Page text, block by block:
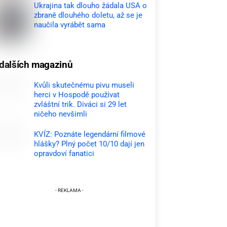
Ukrajina tak dlouho žádala USA o
zbraně dlouhého doletu, až se je
naučila vyrábět sama
magazinů
Kvůli skutečnému pivu museli
herci v Hospodě používat
zvláštní trik. Diváci si 29 let
ničeho nevšimli
KVÍZ: Poznáte legendární filmové
hlášky? Plný počet 10/10 dají jen
opravdoví fanatici